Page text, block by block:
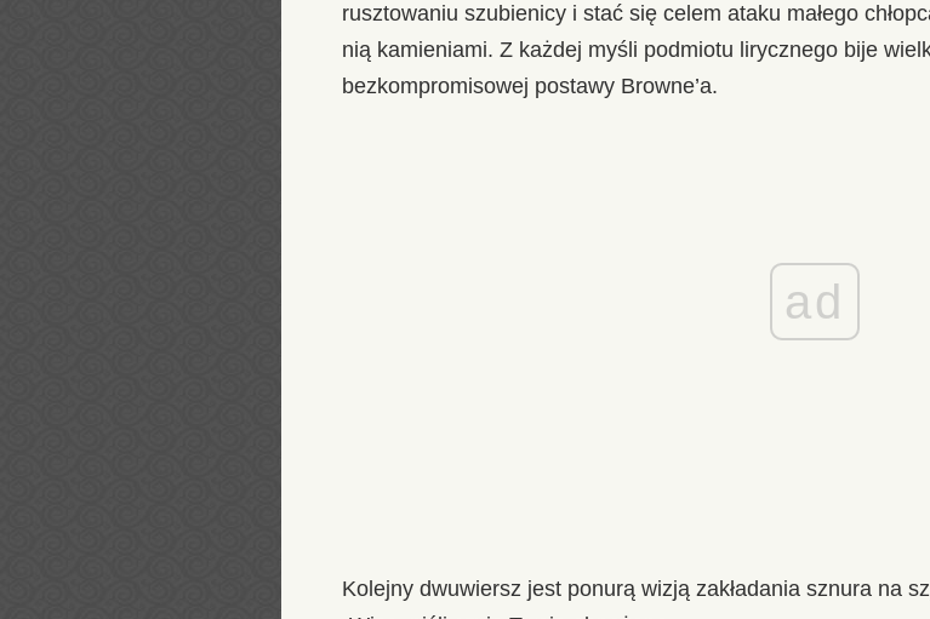
rusztowaniu szubienicy i stać się celem ataku małego
nią kamieniami. Z każdej myśli podmiotu lirycznego bije
bezkompromisowej postawy Browne’a.
ad
Kolejny dwuwiersz jest ponurą wizją zakładania sznura na